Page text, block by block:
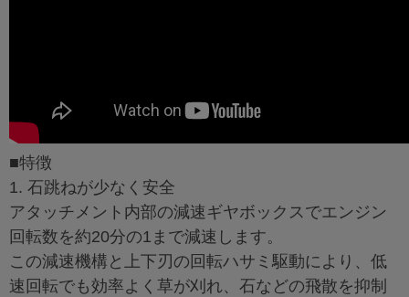
■特徴
1. 石跳ねが少なく安全
アタッチメント内部の減速ギヤボックスでエンジン
回転数を約20分の1まで減速します。
この減速機構と上下刃の回転ハサミ駆動により、低
速回転でも効率よく草が刈れ、石などの飛散を抑制